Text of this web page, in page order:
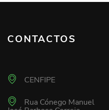
CONTACTOS
CENFIPE
Rua Cónego Manuel